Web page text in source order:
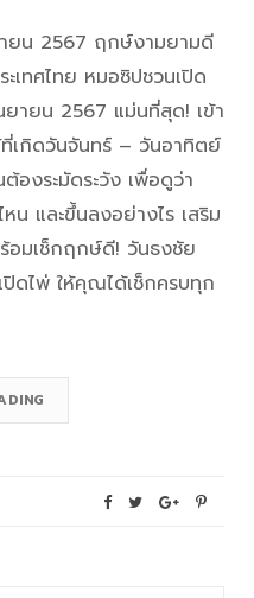
ยน 2567 ฤกษ์งามยามดี
เทศไทย หมอซิปชวนเปิด
ยายน 2567 แม่นที่สุด! เข้า
เกิดวันจันทร์ – วันอาทิตย์
ต้องระมัดระวัง เพื่อดูว่า
หน และขึ้นลงอย่างไร เสริม
มเช็กฤกษ์ดี! วันธงชัย
ดไพ่ ให้คุณได้เช็กครบทุก